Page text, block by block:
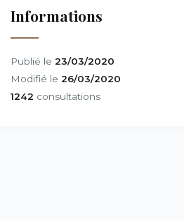
Informations
Publié le 23/03/2020
Modifié le 26/03/2020
1242 consultations